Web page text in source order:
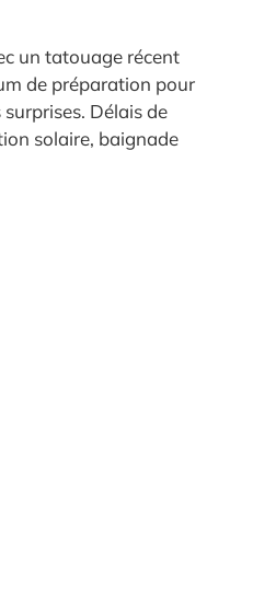
un tatouage récent
de préparation pour
Délais de
solaire, baignade